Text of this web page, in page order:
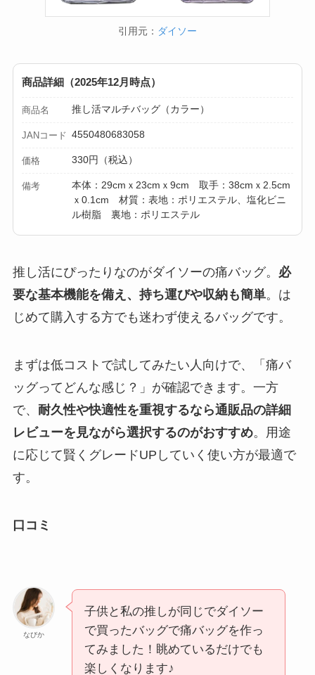
引用元： ダイソー
商品詳細（2025年12月時点）
商品名 推し活マルチバッグ（カラー）
JANコード 4550480683058
価格 330円（税込）
備考
本体：29cmｘ23cmｘ9cm 取手：38cmｘ2.5cm
ｘ0.1cm 材質：表地：ポリエステル、塩化ビニ
ル樹脂 裏地：ポリエステル
推し活にぴったりなのがダイソーの痛バッグ。 必
要な基本機能を備え、持ち運びや収納も簡単。は
じめて購入する方でも迷わず使えるバッグです。
まずは低コストで試してみたい人向けで、「痛バ
ッグってどんな感じ？」が確認できます。一方
で、 耐久性や快適性を重視するなら通販品の詳細
レビューを見ながら選択するのがおすすめ。用途
に応じて賢くグレードUPしていく使い方が最適で
す。
口コミ
なびか
子供と私の推しが同じでダイソー
で買ったバッグで痛バッグを作っ
てみました！眺めているだけでも
楽しくなります♪